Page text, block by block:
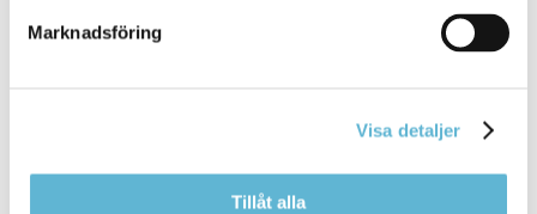
Marknadsföring
Visa detaljer
Tillåt alla
Kommunhuset, Storgatan 48